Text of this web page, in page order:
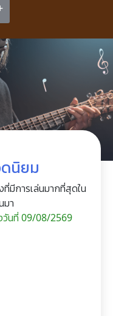
นิยม
มีการเล่นมากที่สุดใน
มา
นที่ 09/08/2569